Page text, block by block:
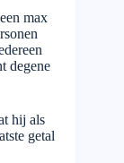
max
degene
hij als
getal